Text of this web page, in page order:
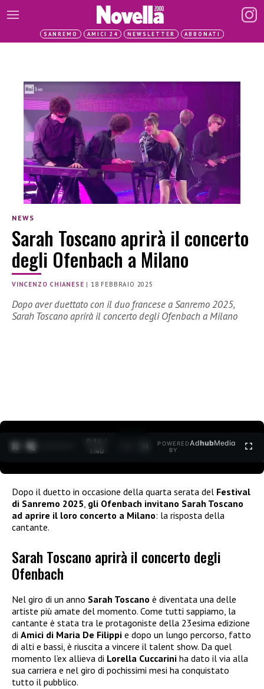
SANREMO AMICI 24 NEWSLETTER ABBONATI
NEWS
Sarah Toscano aprirà il concerto
degli Ofenbach a Milano
VINCENZO CHIANESE | 18 FEBBRAIO 2025
Dopo aver duettato con il duo francese a Sanremo 2025,
Sarah Toscano aprirà il concerto degli Ofenbach a Milano
0:15 /
1:40
POWERED
BY
AdhubMedia
Dopo il duetto in occasione della quarta serata del Festival
di Sanremo 2025 gli Ofenbach invitano Sarah Toscano
ad aprire il loro concerto a Milano: la risposta della
cantante.
Sarah Toscano aprirà il concerto degli
Ofenbach
Nel giro di un anno Sarah Toscano è diventata una delle
artiste più amate del momento. Come tutti sappiamo, la
cantante è stata tra le protagoniste della 23esima edizione
di Amici di Maria De Filippi e dopo un lungo percorso, fatto
di alti e bassi, è riuscita a vincere il talent show. Da quel
momento l’ex allieva di Lorella Cuccarini ha dato il via alla
sua carriera e nel giro di pochissimi mesi ha conquistato
tutto il pubblico.